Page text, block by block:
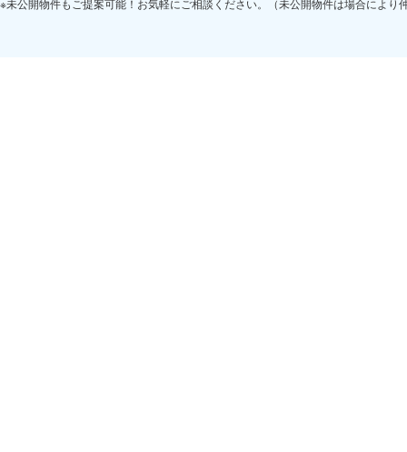
※未公開物件もご提案可能！お気軽にご相談ください。（未公開物件は場合により